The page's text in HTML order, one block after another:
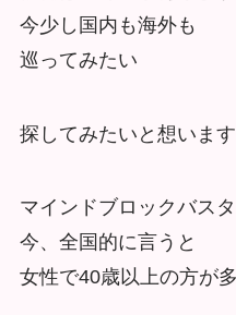
今少し国内も海外も
巡ってみたい
探してみたいと想います
マインドブロックバス
今、全国的に言うと
女性で40歳以上の方が